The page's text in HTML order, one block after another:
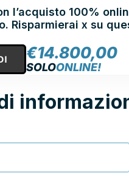
l’acquisto 100%
Risparmierai x su
€14.800,00
SOLOONLINE!